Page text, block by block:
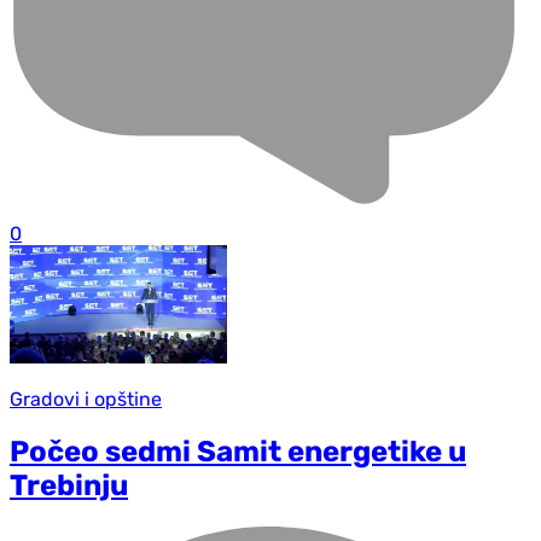
0
Gradovi i opštine
Počeo sedmi Samit energetike u
Trebinju